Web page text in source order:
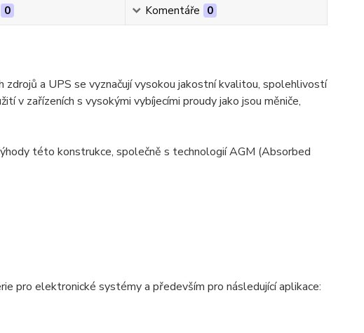
0 Komentáře 0
a UPS se vyznačují vysokou jakostní kvalitou, spolehlivostí
v zařízeních s vysokými vybíjecími proudy jako jsou měniče,
této konstrukce, společně s technologií AGM (Absorbed
pro elektronické systémy a především pro následující aplikace: